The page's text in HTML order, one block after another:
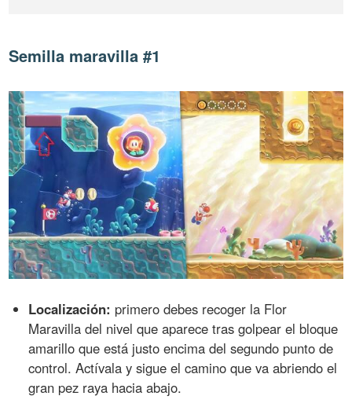
Semilla maravilla #1
Localización: primero debes recoger la Flor
Maravilla del nivel que aparece tras golpear el bloque
amarillo que está justo encima del segundo punto de
control. Actívala y sigue el camino que va abriendo el
gran pez raya hacia abajo.